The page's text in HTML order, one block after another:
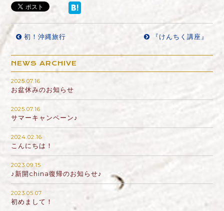
初！沖縄旅行 『けんちく講座』
NEWS ARCHIVE
2025.07.16
お盆休みのお知らせ
2025.07.16
サマーキャンペーン♪
2024.02.16
こんにちは！
2023.09.15
♪新開china復帰のお知らせ♪
2023.05.07
初めまして！